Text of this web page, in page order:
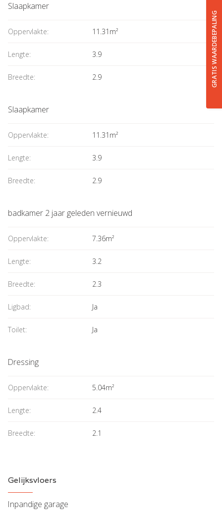
GRATIS WAARDEBEPALING
Slaapkamer
Oppervlakte: 11.31m²
Lengte: 3.9
Breedte: 2.9
Slaapkamer
Oppervlakte: 11.31m²
Lengte: 3.9
Breedte: 2.9
badkamer 2 jaar geleden vernieuwd
Oppervlakte: 7.36m²
Lengte: 3.2
Breedte: 2.3
Ligbad: Ja
Toilet: Ja
Dressing
Oppervlakte: 5.04m²
Lengte: 2.4
Breedte: 2.1
Gelijksvloers
Inpandige garage